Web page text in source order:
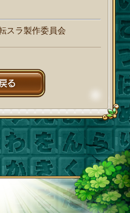
スラ製作委員会
る